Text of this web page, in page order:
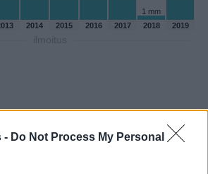
- Do Not Process My Personal
1 mm
2014 2015 2016 2017 2018 2019